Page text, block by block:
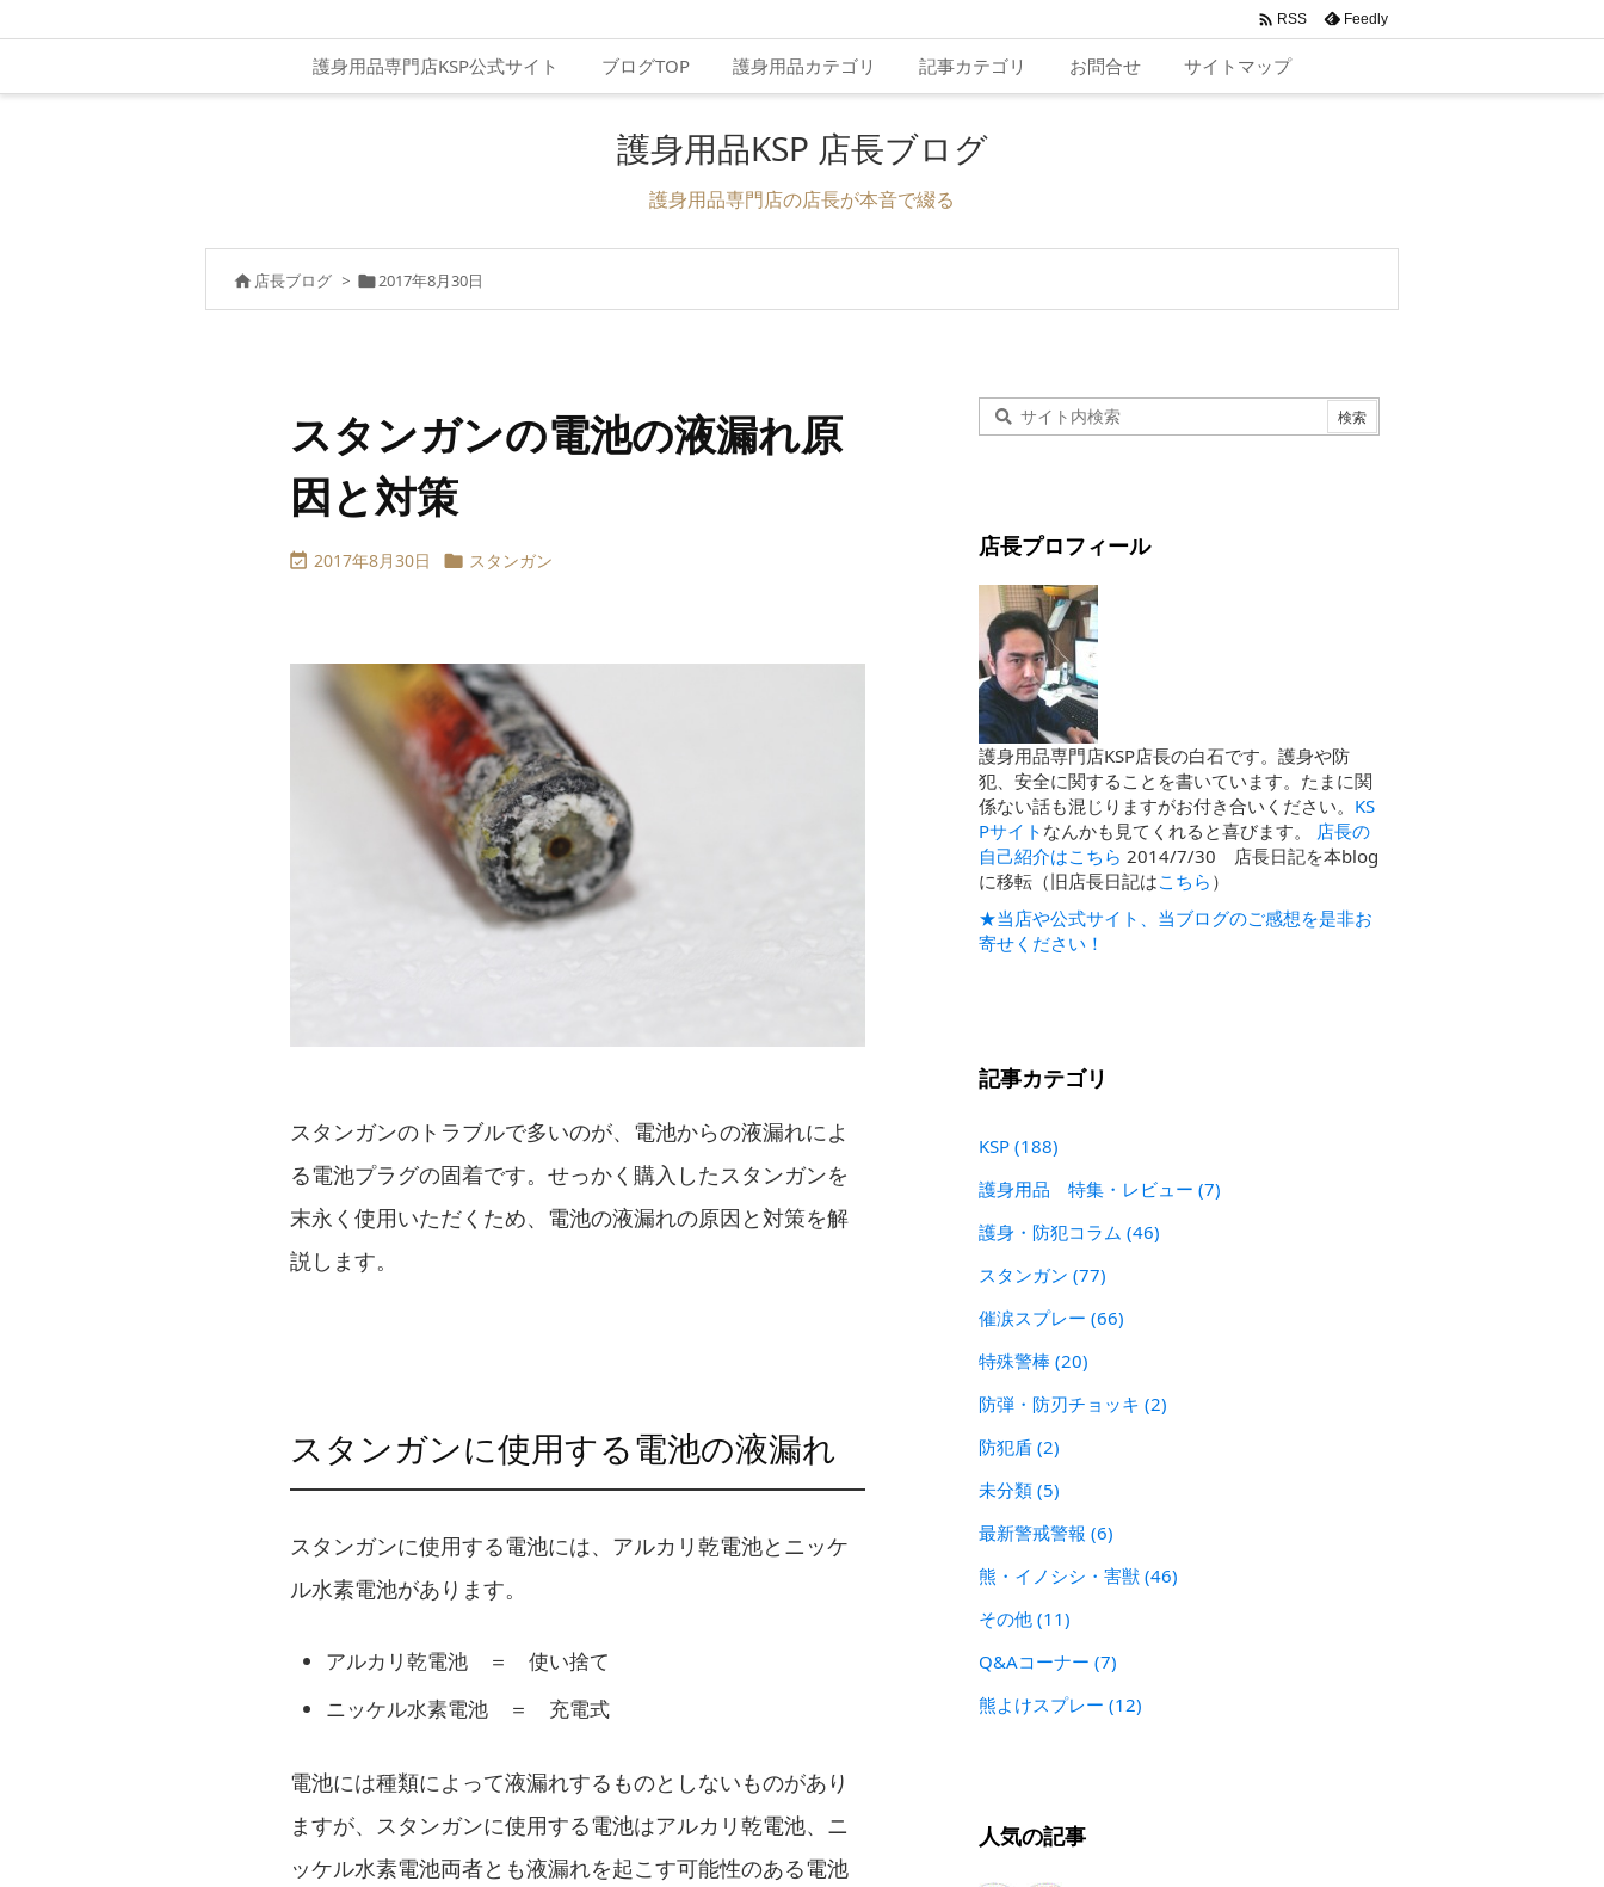
護身用品専門店KSP公式サイト ブログTOP 護身用品カテゴリ 記事カテゴリ お問合せ サイトマップ
 RSS Feedly
護身用品KSP 店長ブログ
護身用品専門店の店長が本音で綴る
 店長ブログ > 2017年8月30日
スタンガンの電池の液漏れ原
因と対策
 2017年8月30日  スタンガン
スタンガンのトラブルで多いのが、電池からの液漏れによ
る電池プラグの固着です。せっかく購入したスタンガンを
末永く使用いただくため、電池の液漏れの原因と対策を解
説します。
スタンガンに使用する電池の液漏れ
スタンガンに使用する電池には、アルカリ乾電池とニッケ
ル水素電池があります。
アルカリ乾電池 ＝ 使い捨て
ニッケル水素電池 ＝ 充電式
電池には種類によって液漏れするものとしないものがあり
ますが、スタンガンに使用する電池はアルカリ乾電池、ニ
ッケル水素電池両者とも液漏れを起こす可能性のある電池
店長プロフィール
護身用品専門店KSP店長の白石です。護身や防
犯、安全に関することを書いています。たまに関
係ない話も混じりますがお付き合いください。 KS
Pサイト なんかも見てくれると喜びます。 店長の
自己紹介はこちら 2014/7/30 店長日記を本blog
に移転（旧店長日記はこちら ）
★当店や公式サイト、当ブログのご感想を是非お
寄せください！
記事カテゴリ
KSP (188)
護身用品 特集・レビュー (7)
護身・防犯コラム (46)
スタンガン (77)
催涙スプレー (66)
特殊警棒 (20)
防弾・防刃チョッキ (2)
防犯盾 (2)
未分類 (5)
最新警戒警報 (6)
熊・イノシシ・害獣 (46)
その他 (11)
Q&Aコーナー (7)
熊よけスプレー (12)
人気の記事